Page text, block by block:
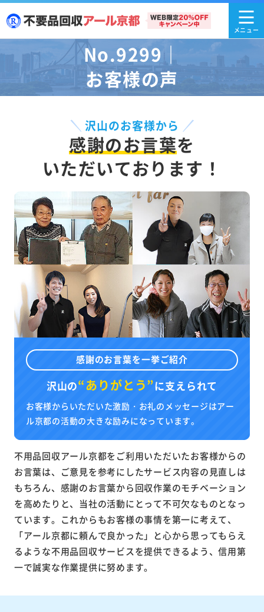
No.9299｜
お客様の声
沢山のお客様から
感謝のお言葉を
いただいております！
感謝のお言葉を一挙ご紹介
沢山の“ありがとう”に支えられて
お客様からいただいた激励・お礼のメッセージはアー
ル京都の活動の大きな励みになっています。
不用品回収アール京都をご利用いただいたお客様からの
お言葉は、ご意見を参考にしたサービス内容の見直しは
もちろん、感謝のお言葉から回収作業のモチベーション
を高めたりと、当社の活動にとって不可欠なものとなっ
ています。これからもお客様の事情を第一に考えて、
「アール京都に頼んで良かった」と心から思ってもらえ
るような不用品回収サービスを提供できるよう、信用第
一で誠実な作業提供に努めます。